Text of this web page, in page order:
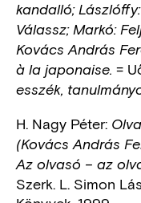
kandalló;
Válassz; Markó:
Kovács András
à la japonaise. =
esszék,
H. Nagy Péter:
(Kovács András
Az olvasó – az
Szerk. L. Simon